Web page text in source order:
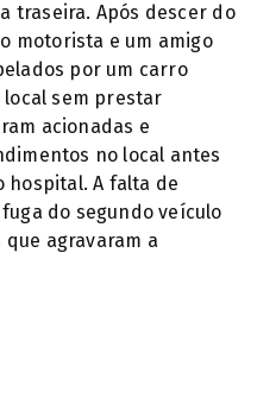
traseira. Após descer do
motorista e um amigo
por um carro
sem prestar
acionadas e
no local antes
hospital. A falta de
do segundo veículo
agravaram a